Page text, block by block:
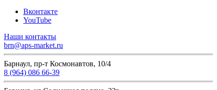
Вконтакте
YouTube
Наши контакты
brn@aps-market.ru
Барнаул, пр-т Космонавтов, 10/4
8 (964) 086 66-39